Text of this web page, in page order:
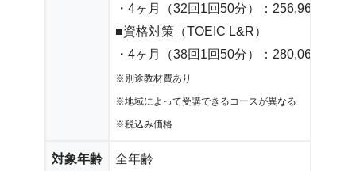
・4ヶ月（32回1回50分）：256,960円～
■資格対策（TOEIC L&R）
・4ヶ月（38回1回50分）：280,060円～
※別途教材費あり
※地域によって受講できるコースが異なる
※税込み価格
対象年齢 全年齢